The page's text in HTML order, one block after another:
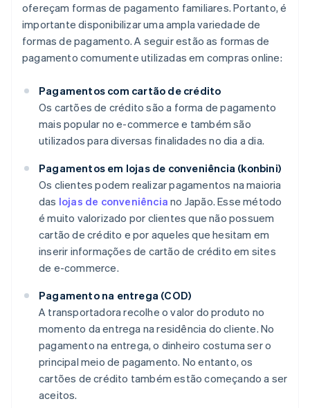
ofereçam formas de pagamento familiares. Portanto, é
importante disponibilizar uma ampla variedade de
formas de pagamento. A seguir estão as formas de
pagamento comumente utilizadas em compras online:
Pagamentos com cartão de crédito
Os cartões de crédito são a forma de pagamento
mais popular no e-commerce e também são
utilizados para diversas finalidades no dia a dia.
Pagamentos em lojas de conveniência (konbini)
Os clientes podem realizar pagamentos na maioria
das lojas de conveniência no Japão. Esse método
é muito valorizado por clientes que não possuem
cartão de crédito e por aqueles que hesitam em
inserir informações de cartão de crédito em sites
de e-commerce.
Pagamento na entrega (COD)
A transportadora recolhe o valor do produto no
momento da entrega na residência do cliente. No
pagamento na entrega, o dinheiro costuma ser o
principal meio de pagamento. No entanto, os
cartões de crédito também estão começando a ser
aceitos.